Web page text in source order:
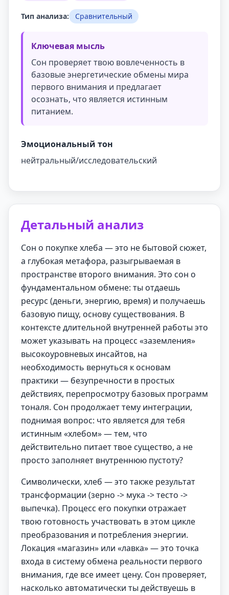
Тип анализа: Сравнительный
Ключевая мысль
Сон проверяет твою вовлеченность в
базовые энергетические обмены мира
первого внимания и предлагает
осознать, что является истинным
питанием.
Эмоциональный тон
нейтральный/исследовательский
Детальный анализ
Сон о покупке хлеба — это не бытовой сюжет,
а глубокая метафора, разыгрываемая в
пространстве второго внимания. Это сон о
фундаментальном обмене: ты отдаешь
ресурс (деньги, энергию, время) и получаешь
базовую пищу, основу существования. В
контексте длительной внутренней работы это
может указывать на процесс «заземления»
высокоуровневых инсайтов, на
необходимость вернуться к основам
практики — безупречности в простых
действиях, перепросмотру базовых программ
тоналя. Сон продолжает тему интеграции,
поднимая вопрос: что является для тебя
истинным «хлебом» — тем, что
действительно питает твое существо, а не
просто заполняет внутреннюю пустоту?
Символически, хлеб — это также результат
трансформации (зерно -> мука -> тесто ->
выпечка). Процесс его покупки отражает
твою готовность участвовать в этом цикле
преобразования и потребления энергии.
Локация «магазин» или «лавка» — это точка
входа в систему обмена реальности первого
внимания, где все имеет цену. Сон проверяет,
насколько автоматически ты действуешь в